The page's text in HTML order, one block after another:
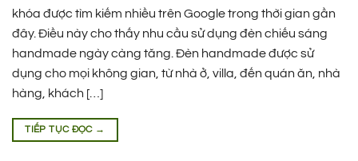
khóa được tìm kiếm nhiều trên Google trong thời gian gần
đây. Điều này cho thấy nhu cầu sử dụng đèn chiếu sáng
handmade ngày càng tăng. Đèn handmade được sử
dụng cho mọi không gian, từ nhà ở, villa, đến quán ăn, nhà
hàng, khách […]
TIẾP TỤC ĐỌC →